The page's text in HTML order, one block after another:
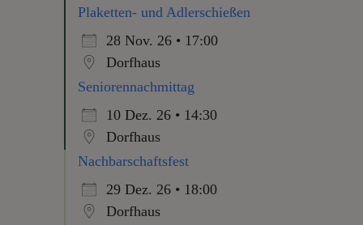
Plaketten- und Adlerschießen
28 Nov. 26 • 17:00
Dorfhaus
Seniorennachmittag
10 Dez. 26 • 14:30
Dorfhaus
Nachbarschaftsfest
29 Dez. 26 • 18:00
Dorfhaus